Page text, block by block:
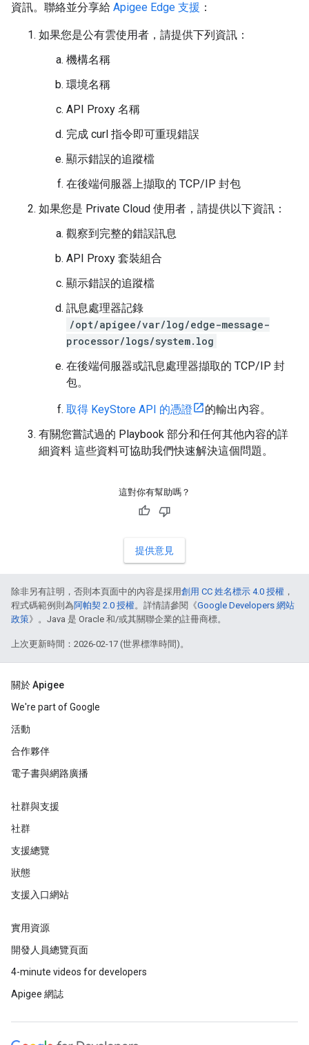
資訊。聯絡並分享給 Apigee Edge 支援 ：
如果您是公有雲使用者，請提供下列資訊：
機構名稱
環境名稱
API Proxy 名稱
完成 curl 指令即可重現錯誤
顯示錯誤的追蹤檔
在後端伺服器上擷取的 TCP/IP 封包
如果您是 Private Cloud 使用者，請提供以下資訊：
觀察到完整的錯誤訊息
API Proxy 套裝組合
顯示錯誤的追蹤檔
訊息處理器記錄
/opt/apigee/var/log/edge-message-
processor/logs/system.log
在後端伺服器或訊息處理器擷取的 TCP/IP 封
包。
取得 KeyStore API 的憑證
的輸出內容。
有關您嘗試過的 Playbook 部分和任何其他內容的詳
細資料 這些資料可協助我們快速解決這個問題。
這對你有幫助嗎？
提供意見
除非另有註明，否則本頁面中的內容是採用創用 CC 姓名標示 4.0 授權 ，
程式碼範例則為阿帕契 2.0 授權。詳情請參閱《Google Developers 網站
政策》。Java 是 Oracle 和/或其關聯企業的註冊商標。
上次更新時間：2026-02-17 (世界標準時間)。
關於 Apigee
We're part of Google
活動
合作夥伴
電子書與網路廣播
社群與支援
社群
支援總覽
狀態
支援入口網站
實用資源
開發人員總覽頁面
4-minute videos for developers
Apigee 網誌